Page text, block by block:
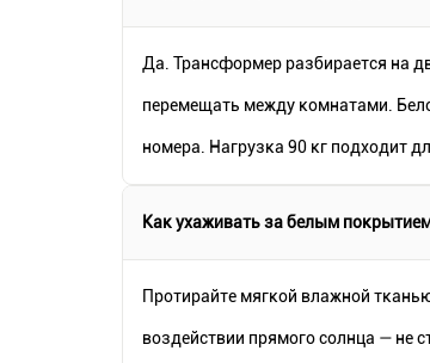
Да. Трансформер разбирается на
перемещать между комнатами.
номера. Нагрузка 90 кг подходит
Как ухаживать за белым
Протирайте мягкой влажной
воздействии прямого солнца — не